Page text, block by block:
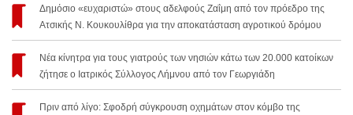
Δημόσιο «ευχαριστώ» στους αδελφούς Ζαΐμη από τον πρόεδρο της
Ατσικής Ν. Κουκουλίθρα για την αποκατάσταση αγροτικού δρόμου
Νέα κίνητρα για τους γιατρούς των νησιών κάτω των 20.000 κατοίκων
ζήτησε ο Ιατρικός Σύλλογος Λήμνου από τον Γεωργιάδη
Πριν από λίγο: Σφοδρή σύγκρουση οχημάτων στον κόμβο της